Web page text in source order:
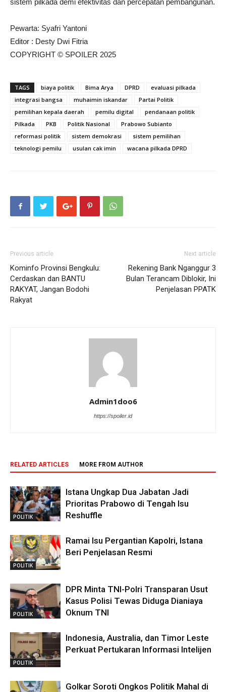
sistem pilkada demi efektivitas dan percepatan pembangunan.
Pewarta: Syafri Yantoni
Editor : Desty Dwi Fitria
COPYRIGHT © SPOILER 2025
TAGS biaya politik Bima Arya DPRD
evaluasi pilkada
integrasi bangsa
muhaimin iskandar
Partai Politik
pemilihan kepala daerah
pemilu digital
pendanaan politik
Pilkada
PKB Politik Nasional
Prabowo Subianto
reformasi politik
sistem demokrasi
sistem pemilihan
teknologi pemilu
usulan cak imin wacana pilkada DPRD
Previous article
Kominfo Provinsi Bengkulu:
Cerdaskan dan BANTU
RAKYAT, Jangan Bodohi
Rakyat
Next article
Rekening Bank Nganggur 3
Bulan Terancam Diblokir, Ini
Penjelasan PPATK
Admin1doo6
https://spoiler.id
RELATED ARTICLES MORE FROM AUTHOR
POLITIK
Istana Ungkap Dua Jabatan Jadi
Prioritas Prabowo di Tengah Isu
Reshuffle
POLITIK
Ramai Isu Pergantian Kapolri, Istana
Beri Penjelasan Resmi
POLITIK
DPR Minta TNI-Polri Transparan Usut
Kasus Polisi Tewas Diduga Dianiaya
Oknum TNI
POLITIK
Indonesia, Australia, dan Timor Leste
Perkuat Pertukaran Informasi Intelijen
Golkar Soroti Ongkos Politik Mahal di